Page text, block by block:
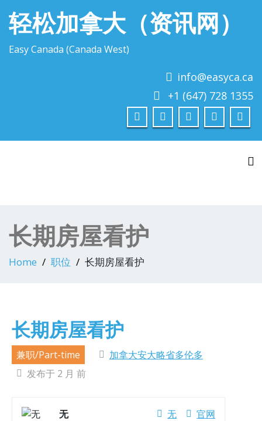
轻松加拿大（资讯网）
Easy Canada (Canada West)
info@easyca.ca
+1 (647) 728 1355
长期房屋看护
Home 职位 长期房屋看护
长期房屋看护
兼职/Part-time
加拿大安大略省多伦多
发布于 2 月 前
官网
无
无